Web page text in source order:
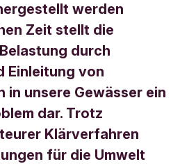
werden
Zeit stellt die
durch
Einleitung von
unsere Gewässer ein
dar. Trotz
Klärverfahren
für die Umwelt